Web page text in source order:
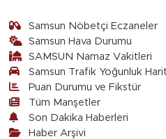
Samsun Nöbetçi Eczaneler
Samsun Hava Durumu
SAMSUN Namaz Vakitleri
Samsun Trafik Yoğunluk
Puan Durumu ve Fikstür
Tüm Manşetler
Son Dakika Haberleri
Haber Arşivi